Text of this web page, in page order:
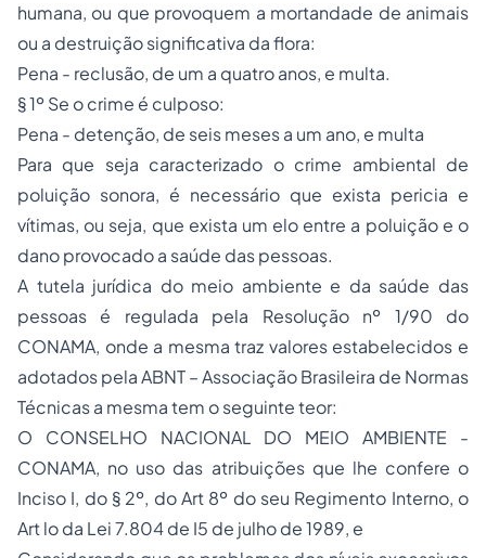
humana, ou que provoquem a mortandade de animais
ou a destruição significativa da flora:
Pena - reclusão, de um a quatro anos, e multa.
§ 1º Se o crime é culposo:
Pena - detenção, de seis meses a um ano, e multa
Para que seja caracterizado o crime ambiental de
poluição sonora, é necessário que exista pericia e
vítimas, ou seja, que exista um elo entre a poluição e o
dano provocado a saúde das pessoas.
A tutela jurídica do meio ambiente e da saúde das
pessoas é regulada pela Resolução nº 1/90 do
CONAMA, onde a mesma traz valores estabelecidos e
adotados pela ABNT – Associação Brasileira de Normas
Técnicas a mesma tem o seguinte teor:
O CONSELHO NACIONAL DO MEIO AMBIENTE -
CONAMA, no uso das atribuições que lhe confere o
Inciso I, do § 2º, do Art 8º do seu Regimento Interno, o
Art lo da Lei 7.804 de I5 de julho de 1989, e